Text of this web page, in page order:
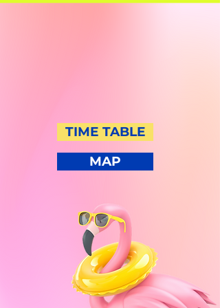
TIME TABLE
MAP